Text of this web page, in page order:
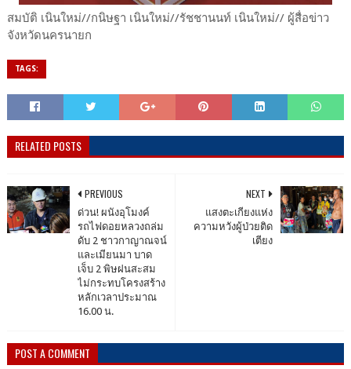
สมบัติ เนินใหม่//กนิษฐา เนินใหม่//รัชชานนท์ เนินใหม่// ผู้สื่อข่าว
จังหวัดนครนายก
TAGS:
RELATED POSTS
NEXT
แสงตะเกียงแห่ง
ความหวังผู้ป่วยติด
เตียง
PREVIOUS
ด่วน! ผนังอุโมงค์
รถไฟดอยหลวงถล่ม
ดับ 2 ชาวกาญาณจน์
และเมียนมา บาด
เจ็บ 2 พิษฝนสะสม
ไม่กระทบโครงสร้าง
หลัก​เวลาประมาณ
16.00 น.
POST A COMMENT